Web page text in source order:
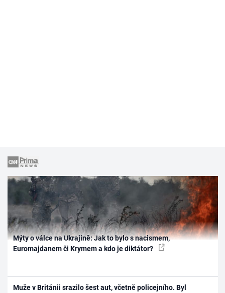
Mýty o válce na Ukrajině: Jak to bylo s nacismem,
Euromajdanem či Krymem a kdo je diktátor?
Muže v Británii srazilo šest aut, včetně policejního. Byl